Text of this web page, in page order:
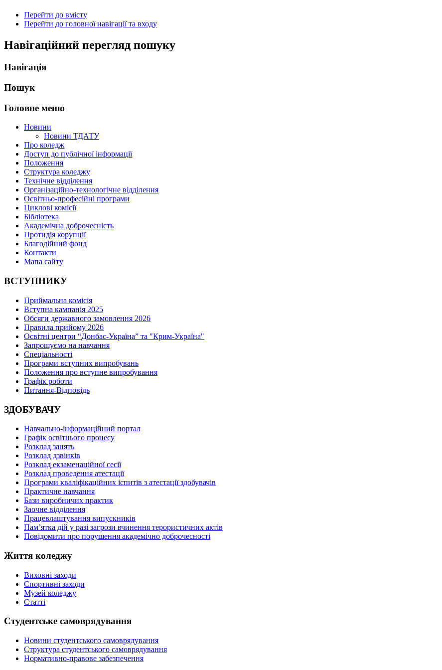
Перейти до вмісту
Перейти до головної навігації та входу
Навігаційний перегляд пошуку
Навігація
Пошук
Головне меню
Новини
Новини ТДАТУ
Про коледж
Доступ до публічної інформації
Положення
Структура коледжу
Технічне відділення
Організаційно-технологічне відділення
Освітньо-професійні програми
Циклові комісії
Бібліотека
Академічна доброчесність
Протидія корупції
Благодійний фонд
Контакти
Мапа сайту
ВСТУПНИКУ
Приймальна комісія
Вступна кампанія 2025
Обсяги державного замовлення 2026
Правила прийому 2026
Освітні центри “Донбас-Україна” та "Крим-Україна"
Запрошуємо на навчання
Спеціальності
Програми вступних випробувань
Положення про вступне випробування
Графік роботи
Питання-Відповідь
ЗДОБУВАЧУ
Навчально-інформаційний портал
Графік освітнього процесу
Розклад занять
Розклад дзвінків
Розклад екзаменаційної сесії
Розклад проведення атестації
Програми кваліфікаційних іспитів з атестації здобувачів
Практичне навчання
Бази виробничих практик
Заочне відділення
Працевлаштування випускників
Пам’ятка дій у разі загрози вчинення терористичних актів
Повідомити про порушення академічно доброчесності
Життя коледжу
Виховні заходи
Спортивні заходи
Музей коледжу
Статті
Студентське самоврядування
Новини студентського самоврядування
Структура студентського самоврядування
Нормативно-правове забезпечення